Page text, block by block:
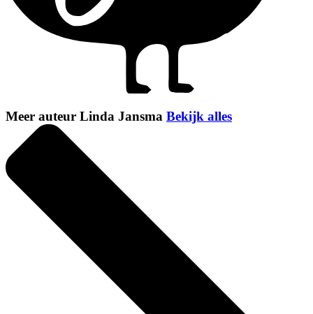
Meer auteur Linda Jansma Bekijk alles